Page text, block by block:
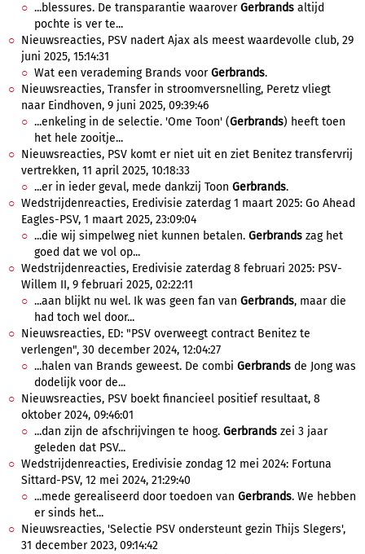
...blessures. De transparantie waaroverGerbrands altijd
pochte is ver te...
Nieuwsreacties, PSV nadert Ajax als meest waardevolle club, 29
juni 2025, 15:14:31
Wat een verademing Brands voorGerbrands.
Nieuwsreacties, Transfer in stroomversnelling, Peretz vliegt
naar Eindhoven, 9 juni 2025, 09:39:46
...enkeling in de selectie. 'Ome Toon' (Gerbrands) heeft toen
het hele zooitje...
Nieuwsreacties, PSV komt er niet uit en ziet Benitez transfervrij
vertrekken, 11 april 2025, 10:18:33
...er in ieder geval, mede dankzij Toon Gerbrands.
Wedstrijdenreacties, Eredivisie zaterdag 1 maart 2025: Go Ahead
Eagles-PSV, 1 maart 2025, 23:09:04
...die wij simpelweg niet kunnen betalen. Gerbrands zag het
goed dat we vol op...
Wedstrijdenreacties, Eredivisie zaterdag 8 februari 2025: PSV-
Willem II, 9 februari 2025, 02:22:11
...aan blijkt nu wel. Ik was geen fan van Gerbrands, maar die
had toch wel door...
Nieuwsreacties, ED: "PSV overweegt contract Benitez te
verlengen", 30 december 2024, 12:04:27
...halen van Brands geweest. De combi Gerbrands de Jong was
dodelijk voor de...
Nieuwsreacties, PSV boekt financieel positief resultaat, 8
oktober 2024, 09:46:01
...dan zijn de afschrijvingen te hoog. Gerbrands zei 3 jaar
geleden dat PSV...
Wedstrijdenreacties, Eredivisie zondag 12 mei 2024: Fortuna
Sittard-PSV, 12 mei 2024, 21:29:40
...mede gerealiseerd door toedoen van Gerbrands. We hebben
er sinds het...
Nieuwsreacties, 'Selectie PSV ondersteunt gezin Thijs Slegers',
31 december 2023, 09:14:42